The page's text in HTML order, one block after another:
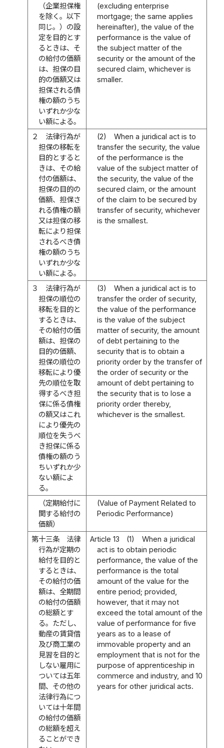
（企業担保権
を除く。以下
同じ。）の設
定を目的とす
るときは、そ
の給付の価額
は、担保の目
的の価額又は
担保される債
権の額のうち
いずれか少な
い額による。
(excluding enterprise
mortgage; the same applies
hereinafter), the value of the
performance is the value of
the subject matter of the
security or the amount of the
secured claim, whichever is
smaller.
２
法律行為が
担保の移転を
目的とすると
きは、その給
付の価額は、
担保の目的の
価額、担保さ
れる債権の額
又は担保の移
転により担保
されるべき債
権の額のうち
いずれか少な
い額による。
(2)
When a juridical act is to
transfer the security, the value
of the performance is the
value of the subject matter of
the security, the value of the
secured claim, or the amount
of the claim to be secured by
transfer of security, whichever
is the smallest.
３
法律行為が
担保の順位の
移転を目的と
するときは、
その給付の価
額は、担保の
目的の価額、
担保の順位の
移転により優
先の順位を取
得するべき担
保に係る債権
の額又はこれ
により優先の
順位を失うべ
き担保に係る
債権の額のう
ちいずれか少
ない額によ
る。
(3)
When a juridical act is to
transfer the order of security,
the value of the performance
is the value of the subject
matter of security, the amount
of debt pertaining to the
security that is to obtain a
priority order by the transfer of
the order of security or the
amount of debt pertaining to
the security that is to lose a
priority order thereby,
whichever is the smallest.
（定期給付に
関する給付の
価額）
(Value of Payment Related to
Periodic Performance)
第十三条
法律
行為が定期の
給付を目的と
するときは、
その給付の価
額は、全期間
の給付の価額
の総額とす
る。ただし、
動産の賃貸借
及び商工業の
見習を目的と
しない雇用に
ついては五年
間、その他の
法律行為につ
いては十年間
の給付の価額
の総額を超え
ることができ
Article 13 (1)
When a juridical
act is to obtain periodic
performance, the value of the
performance is the total
amount of the value for the
entire period; provided,
however, that it may not
exceed the total amount of the
value of performance for five
years as to a lease of
immovable property and an
employment that is not for the
purpose of apprenticeship in
commerce and industry, and 10
years for other juridical acts.